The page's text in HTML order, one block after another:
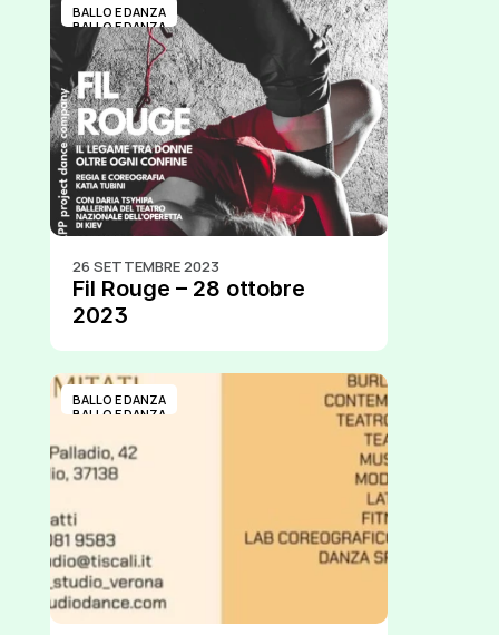
BALLO E DANZA
BALLO E DANZA
26 SETTEMBRE 2023
Fil Rouge – 28 ottobre
2023
BALLO E DANZA
BALLO E DANZA